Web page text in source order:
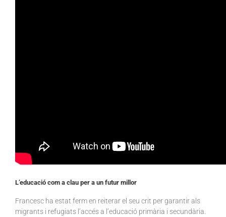
L’educació com a clau per a un futur millor
Francesc ha estat ferm en reiterar el seu crit per garantir als
migrants i refugiats l’accés a l’educació primària i secundària.